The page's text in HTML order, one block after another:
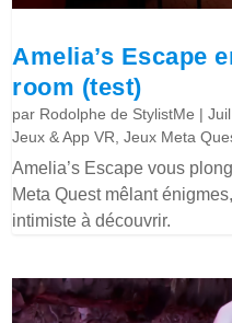
Amelia’s Escape
room (test)
par Rodolphe de StylistMe |
Jeux & App VR ,Jeux Meta
Amelia’s Escape vous
Meta Quest mêlant
intimiste à découvrir.